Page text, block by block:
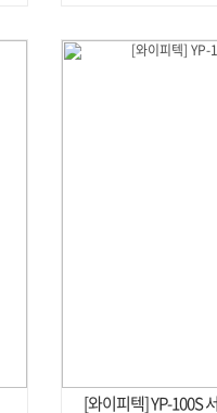
[와이피텍] YP-100S